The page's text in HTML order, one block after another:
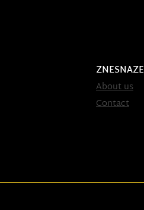
ZNESNAZE
About us
Contact